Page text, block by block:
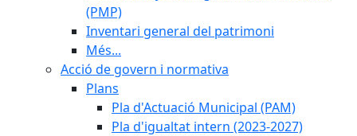
(PMP)
Inventari general del patrimoni
Més...
Acció de govern i normativa
Plans
Pla d'Actuació Municipal (PAM)
Pla d'igualtat intern (2023-2027)